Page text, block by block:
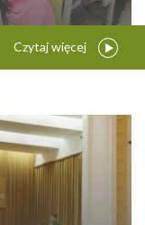
Czytaj więcej